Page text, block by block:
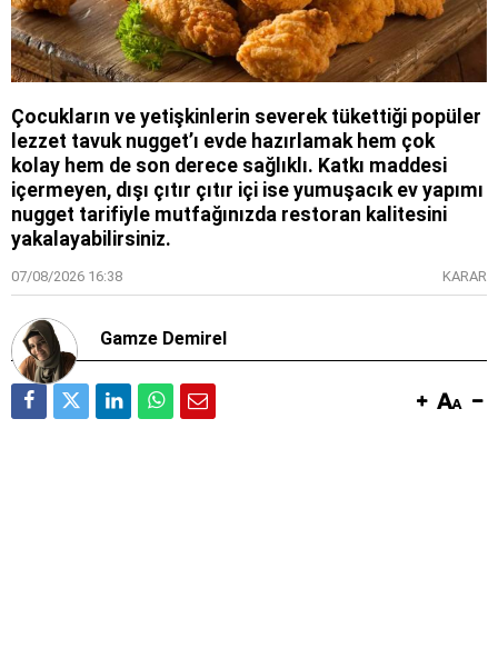
Çocukların ve yetişkinlerin severek tükettiği popüler
lezzet tavuk nugget’ı evde hazırlamak hem çok
kolay hem de son derece sağlıklı. Katkı maddesi
içermeyen, dışı çıtır çıtır içi ise yumuşacık ev yapımı
nugget tarifiyle mutfağınızda restoran kalitesini
yakalayabilirsiniz.
07/08/2026 16:38 KARAR
Gamze Demirel